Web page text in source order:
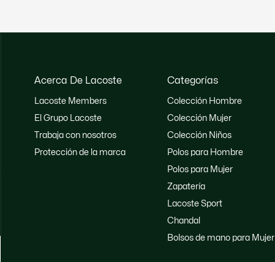
Acerca De Lacoste
Lacoste Members
El Grupo Lacoste
Trabaja con nosotros
Protección de la marca
Categorías
Colección Hombre
Colección Mujer
Colección Niños
Polos para Hombre
Polos para Mujer
Zapatería
Lacoste Sport
Chandal
Bolsos de mano para Mujer